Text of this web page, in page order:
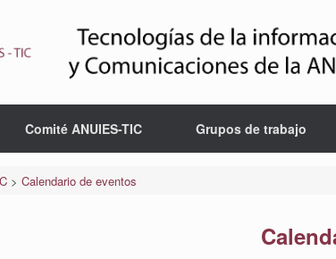
Comité ANUIES-TIC Grupos de trabajo
> Calendario de eventos